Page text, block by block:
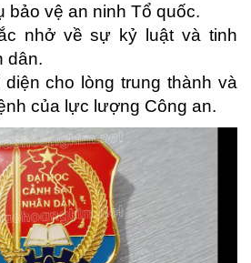
bảo vệ an ninh Tổ quốc.
nhở về sự kỷ luật và tinh
dân.
cho lòng trung thành và
của lực lượng Công an.